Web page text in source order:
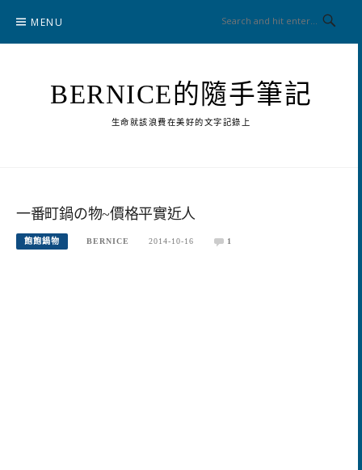
content
MENU
BERNICE的隨手筆記
生命就該浪費在美好的文字記錄上
一番町鍋の物~價格平實近人
飽飽鍋物 BERNICE 2014-10-16 1